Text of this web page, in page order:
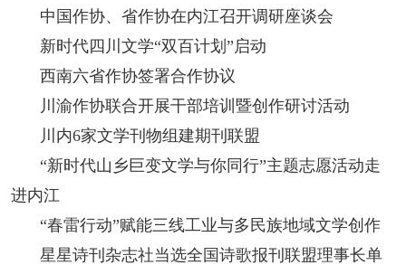
服务
四川文学 星星诗刊 当代文坛
公告公示
公告公示 讣告 征稿启事 新会员发展名单
中国作协、省作协在内江召开调研座谈会
新时代四川文学“双百计划”启动
西南六省作协签署合作协议
川渝作协联合开展干部培训暨创作研讨活动
川内6家文学刊物组建期刊联盟
“新时代山乡巨变文学与你同行”主题志愿活动走
进内江
“春雷行动”赋能三线工业与多民族地域文学创作
星星诗刊杂志社当选全国诗歌报刊联盟理事长单